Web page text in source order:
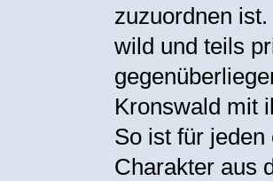
zuzuordnen
wild und teils
Kronswald mit
So ist für
Charakter aus